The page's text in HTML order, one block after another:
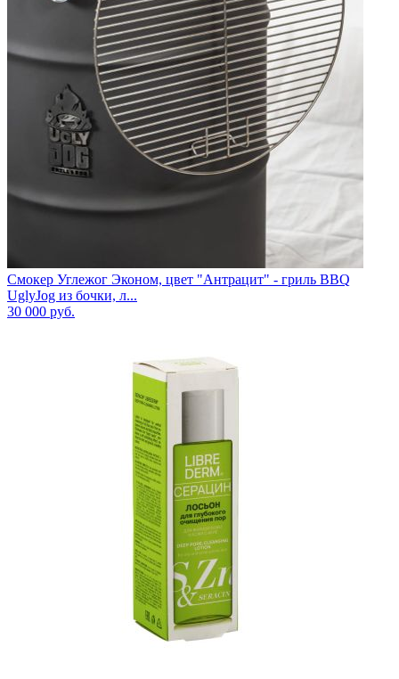
Смокер Углежог Эконом, цвет "Антрацит" - гриль BBQ
UglyJog из бочки, л...
30 000 руб.